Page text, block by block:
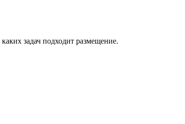
задач подходит размещение.